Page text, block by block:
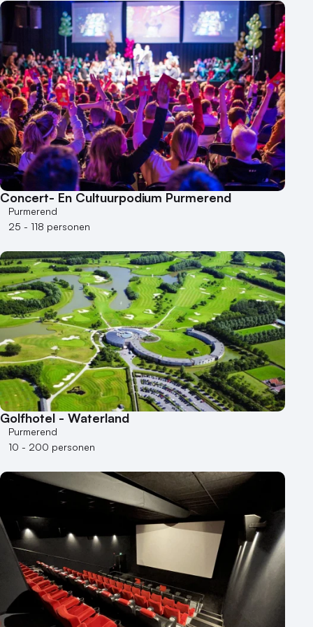
Concert- En Cultuurpodium Purmerend
Purmerend
25 - 118 personen
Golfhotel - Waterland
Purmerend
10 - 200 personen